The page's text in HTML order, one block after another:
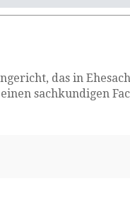
das in
sachkundigen